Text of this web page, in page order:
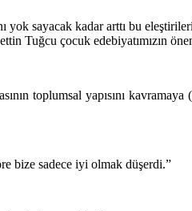
yok sayacak kadar arttı bu
Tuğcu çocuk edebiyatımızın
toplumsal yapısını
bize sadece iyi olmak düşerdi.”